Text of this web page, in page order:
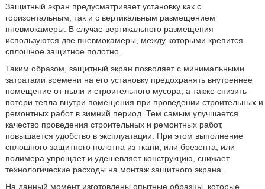
Защитный экран предусматривает установку как с
горизонтальным, так и с вертикальным размещением
пневмокамеры. В случае вертикального размещения
используются две пневмокамеры, между которыми крепится
сплошное защитное полотно.
Таким образом, защитный экран позволяет с минимальными
затратами времени на его установку предохранять внутреннее
помещение от пыли и строительного мусора, а также снизить
потери тепла внутри помещения при проведении строительных и
ремонтных работ в зимний период. Тем самым улучшается
качество проведения строительных и ремонтных работ,
повышается удобство в эксплуатации. При этом выполнение
сплошного защитного полотна из ткани, или брезента, или
полимера упрощает и удешевляет конструкцию, снижает
технологические расходы на монтаж защитного экрана.
На данный момент изготовлены опытные образцы, которые